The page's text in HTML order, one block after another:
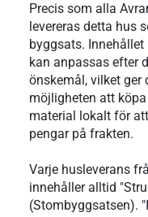
Precis som alla
levereras detta hus
byggsats. Innehållet
kan anpassas efter
önskemål, vilket ger
möjligheten att
material lokalt för
pengar på frakten.
Varje husleverans
innehåller alltid
(Stombyggsatsen).